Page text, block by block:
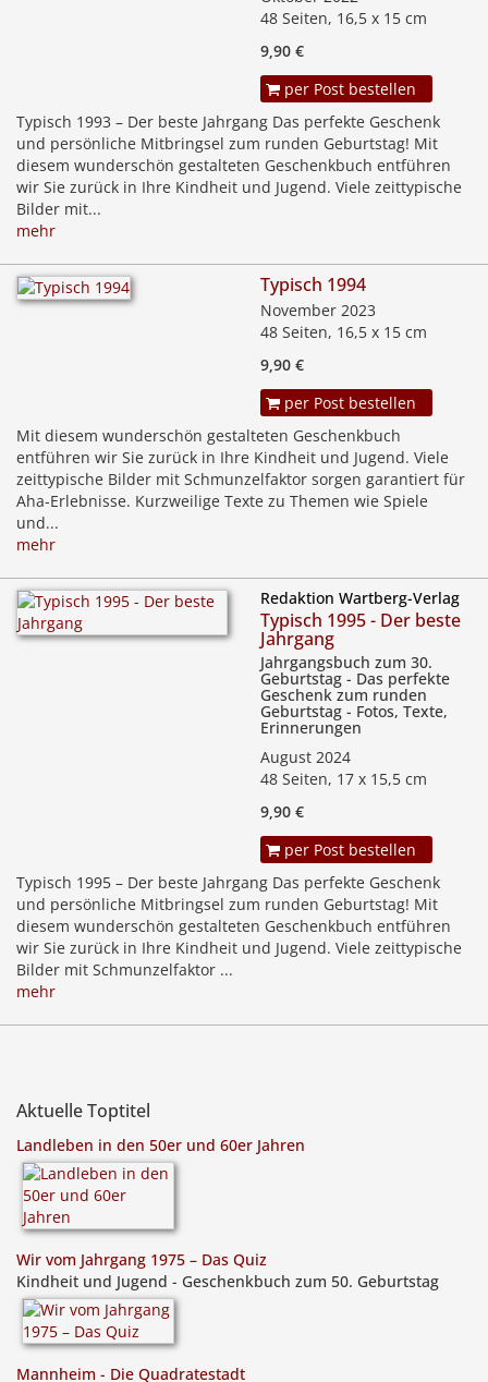
48 Seiten, 16,5 x 15 cm
9,90 €
per Post bestellen
Typisch 1993 – Der beste Jahrgang Das perfekte Geschenk
und persönliche Mitbringsel zum runden Geburtstag! Mit
diesem wunderschön gestalteten Geschenkbuch entführen
wir Sie zurück in Ihre Kindheit und Jugend. Viele zeittypische
Bilder mit...
mehr
Typisch 1994
November 2023
48 Seiten, 16,5 x 15 cm
9,90 €
per Post bestellen
Mit diesem wunderschön gestalteten Geschenkbuch
entführen wir Sie zurück in Ihre Kindheit und Jugend. Viele
zeittypische Bilder mit Schmunzelfaktor sorgen garantiert für
Aha-Erlebnisse. Kurzweilige Texte zu Themen wie Spiele
und...
mehr
Redaktion Wartberg-Verlag
Typisch 1995 - Der beste
Jahrgang
Jahrgangsbuch zum 30.
Geburtstag - Das perfekte
Geschenk zum runden
Geburtstag - Fotos, Texte,
Erinnerungen
August 2024
48 Seiten, 17 x 15,5 cm
9,90 €
per Post bestellen
Typisch 1995 – Der beste Jahrgang Das perfekte Geschenk
und persönliche Mitbringsel zum runden Geburtstag! Mit
diesem wunderschön gestalteten Geschenkbuch entführen
wir Sie zurück in Ihre Kindheit und Jugend. Viele zeittypische
Bilder mit Schmunzelfaktor ...
mehr
Aktuelle Toptitel
Landleben in den 50er und 60er Jahren
Wir vom Jahrgang 1975 – Das Quiz
Kindheit und Jugend - Geschenkbuch zum 50. Geburtstag
Mannheim - Die Quadratestadt